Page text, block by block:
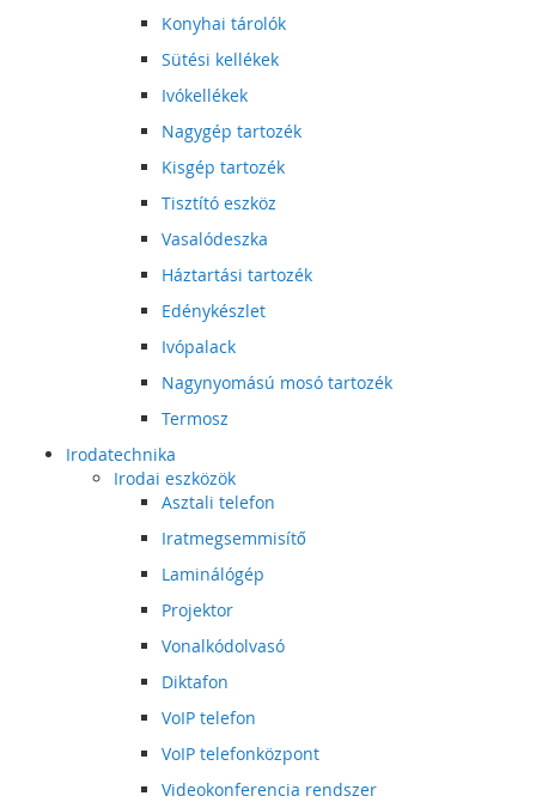
Konyhai tárolók
Sütési kellékek
Ivókellékek
Nagygép tartozék
Kisgép tartozék
Tisztító eszköz
Vasalódeszka
Háztartási tartozék
Edénykészlet
Ivópalack
Nagynyomású mosó tartozék
Termosz
Irodatechnika
Irodai eszközök
Asztali telefon
Iratmegsemmisítő
Laminálógép
Projektor
Vonalkódolvasó
Diktafon
VoIP telefon
VoIP telefonközpont
Videokonferencia rendszer